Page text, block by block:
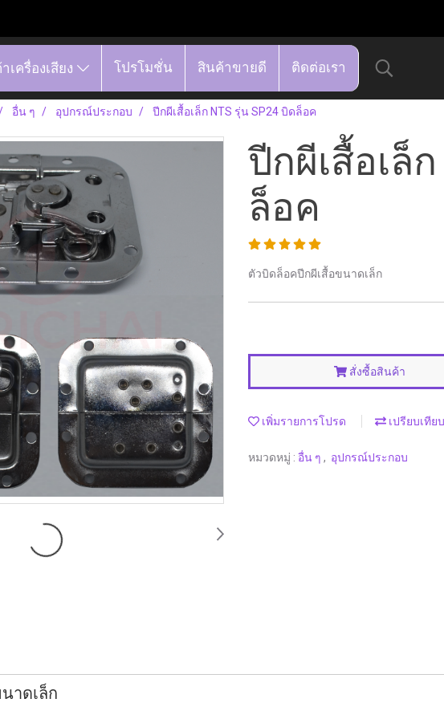
เครื่องเสียง โปรโมชั่น สินค้าขายดี ติดต่อเรา
อื่น ๆ อุปกรณ์ประกอบ ปีกผีเสื้อเล็ก NTS รุ่น SP24 บิดล็อค
ปีกผีเสื้อเล็
ล็อค
ตัวบิดล็อคปีกผีเสื้อขนาดเล็ก
สั่งซื้อสินค้า
เพิ่มรายการโปรด เปรียบเทียบ
หมวดหมู่ : อื่น ๆ , อุปกรณ์ประกอบ
าดเล็ก